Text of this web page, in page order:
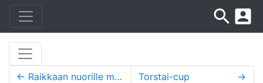
search account_box
← Raikkaan nuorille menestystä FJG:stä Torstai-cup →